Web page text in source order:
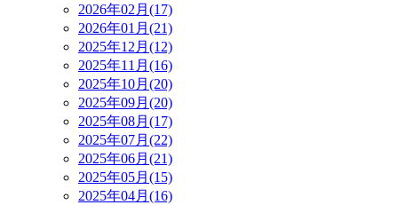
2026年02月(17)
2026年01月(21)
2025年12月(12)
2025年11月(16)
2025年10月(20)
2025年09月(20)
2025年08月(17)
2025年07月(22)
2025年06月(21)
2025年05月(15)
2025年04月(16)